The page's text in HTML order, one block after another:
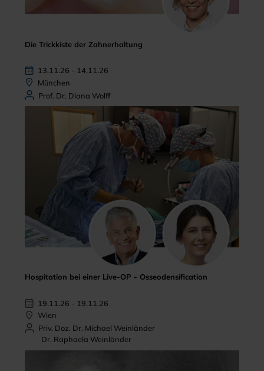
Die Trickkiste der Zahnerhaltung
13.11.26 - 14.11.26
München
Prof. Dr. Diana Wolff
Hospitation bei einer Live-OP - Osseodensification
19.11.26 - 19.11.26
Wien
Priv. Doz. Dr. Michael Weinländer
Dr. Raphaela Weinländer